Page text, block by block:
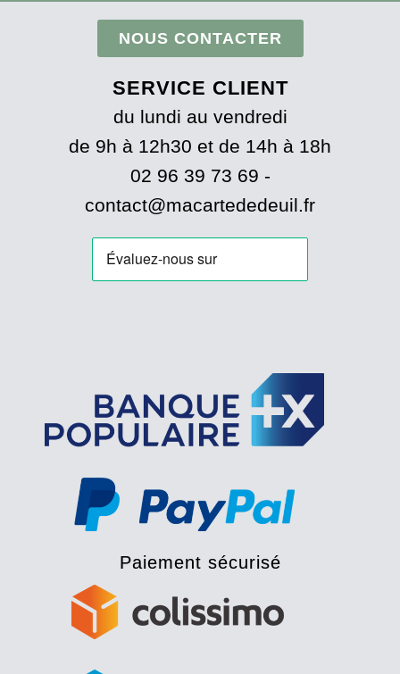
NOUS CONTACTER
SERVICE CLIENT
du lundi au vendredi
de 9h à 12h30 et de 14h à 18h
02 96 39 73 69 -
contact@macartededeuil.fr
Paiement sécurisé